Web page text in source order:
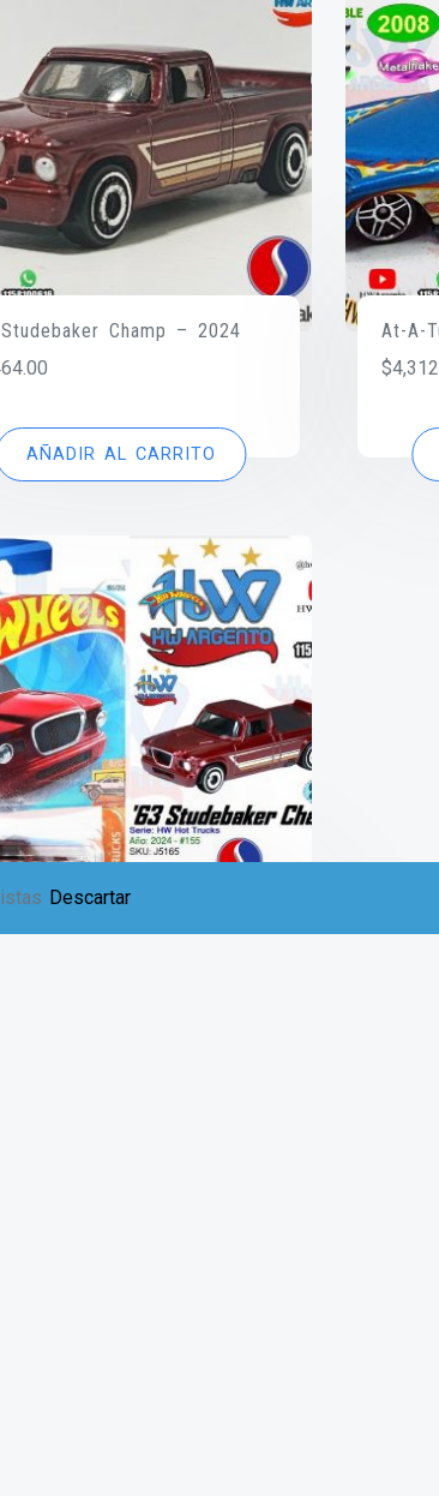
Descartar
Champ – 2024
AÑADIR AL CARRITO
At-A-
$